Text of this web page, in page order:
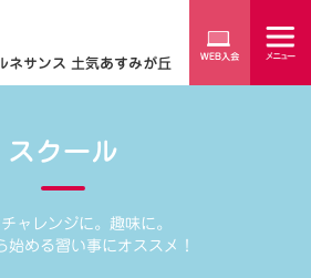
ネサンス 土気あすみが丘
スクール
ャレンジに。趣味に。
始める習い事にオススメ！